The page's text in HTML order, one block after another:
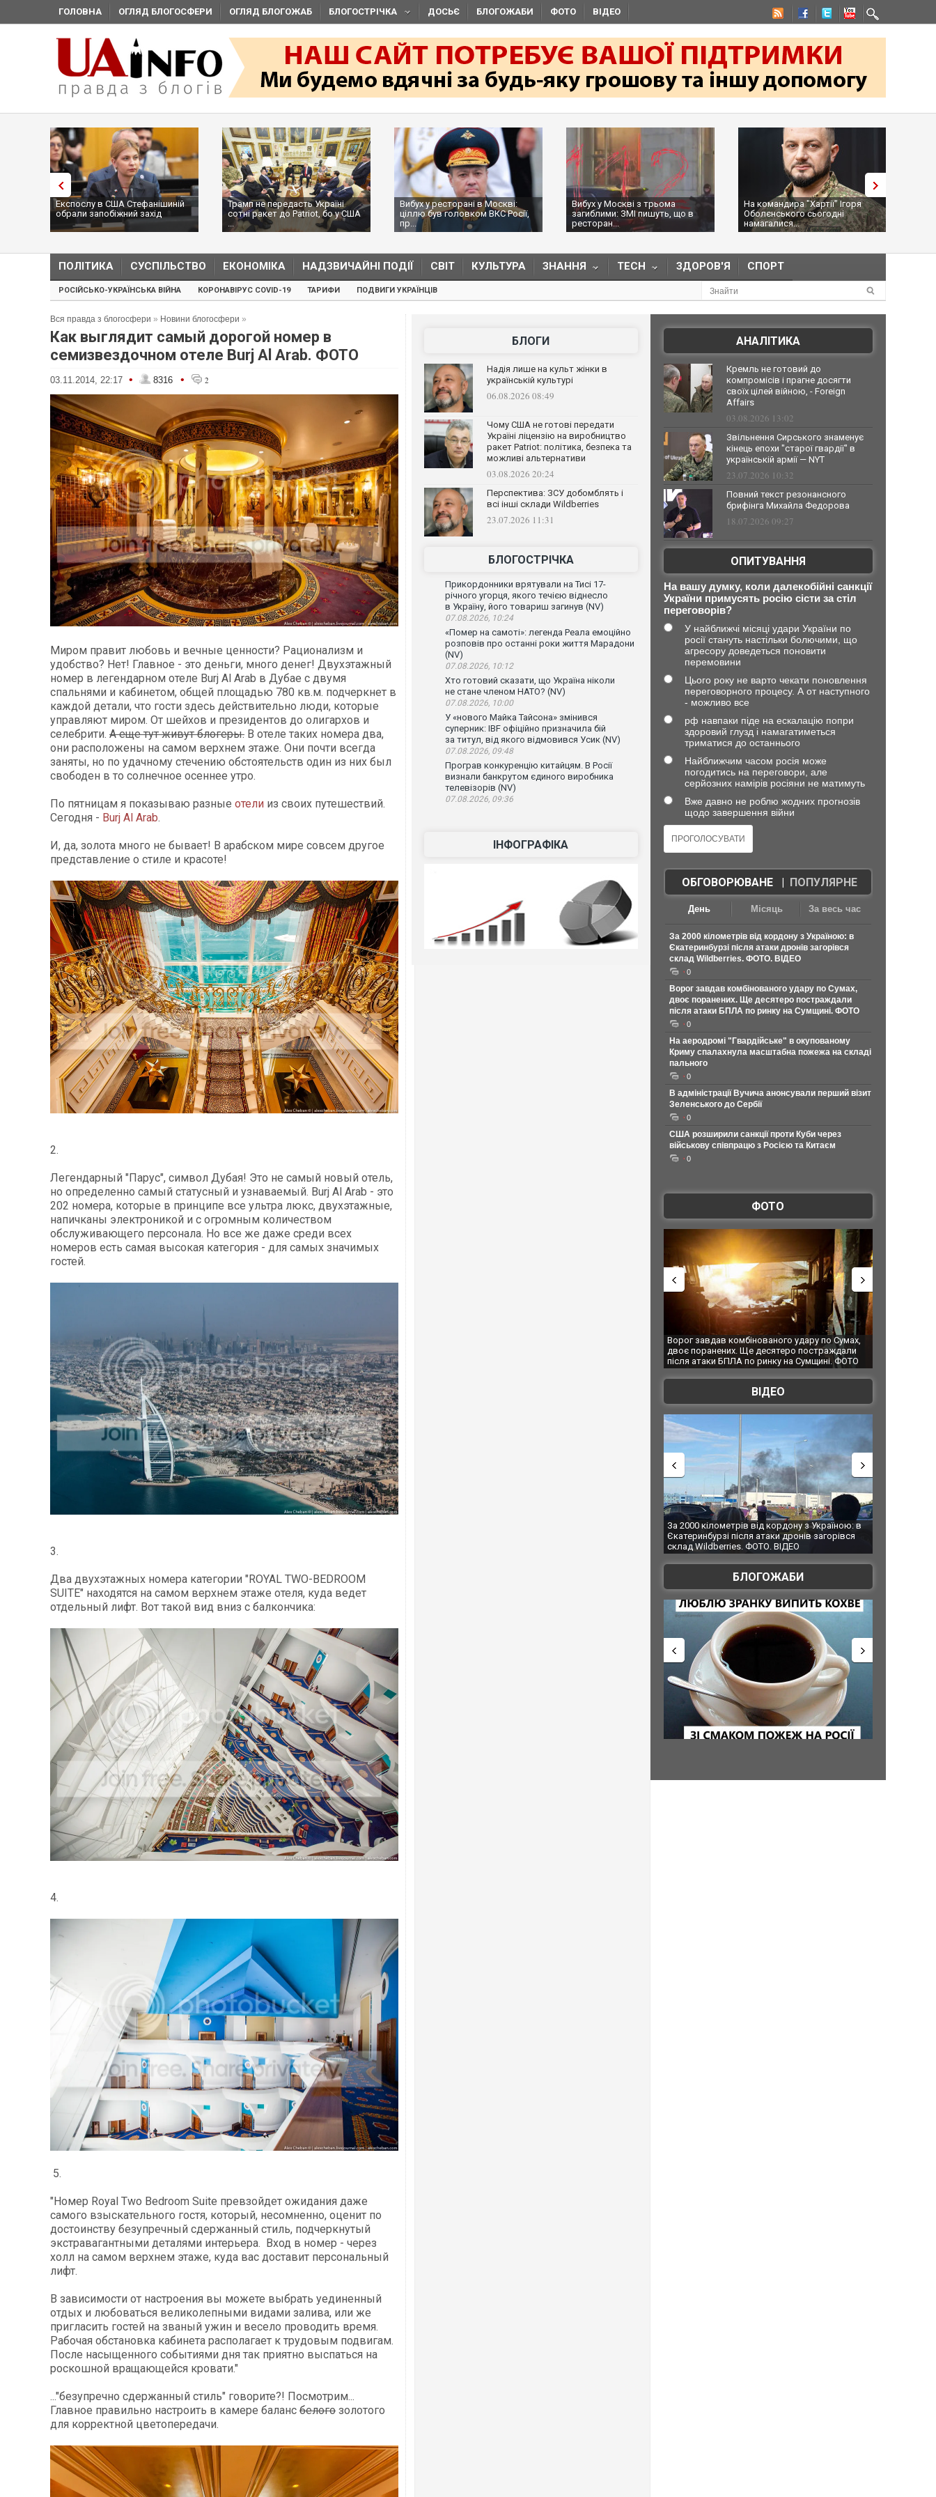
ГОЛОВНА ОГЛЯД БЛОГОСФЕРИ ОГЛЯД БЛОГОЖАБ БЛОГОСТРІЧКА ДОСЬЄ БЛОГОЖАБИ ФОТО ВІДЕО
в США Стефанішиній
запобіжний захід
Трамп не передасть Україні
сотні ракет до Patriot, бо у США
Вибух у ресторані в Москві:
ціллю був головком ВКС Росії,
пр...
Вибух у Москві з трьома
загиблими: ЗМІ пишуть, що в
ресторан...
На командира "Хартії" Ігоря
Оболєнського сьогодні
намагалися...
Трамп засумнівався
дозволу Україні
ракети Pat...
ПОЛІТИКА СУСПІЛЬСТВО ЕКОНОМІКА НАДЗВИЧАЙНІ ПОДІЇ СВІТ КУЛЬТУРА ЗНАННЯ TECH ЗДОРОВ'Я СПОРТ
РОСІЙСЬКО-УКРАЇНСЬКА ВІЙНА КОРОНАВІРУС COVID-19 ТАРИФИ ПОДВИГИ УКРАЇНЦІВ
Вся правда з блогосфери » Новини блогосфери »
Как выглядит самый дорогой номер в
семизвездочном отеле Burj Al Arab. ФОТО
03.11.2014, 22:17 • 8316 • 2
Миром правит любовь и вечные ценности? Рационализм и
удобство? Нет! Главное - это деньги, много денег! Двухэтажный
номер в легендарном отеле Burj Al Arab в Дубае с двумя
спальнями и кабинетом, общей площадью 780 кв.м. подчеркнет в
каждой детали, что гости здесь действительно люди, которые
управляют миром. От шейхов и президентов до олигархов и
селебрити. А еще тут живут блогеры. В отеле таких номера два,
они расположены на самом верхнем этаже. Они почти всегда
заняты, но по удачному стечению обстоятельств один из них был
свободен в то солнечное осеннее утро.
По пятницам я показываю разные отели из своих путешествий.
Сегодня - Burj Al Arab.
И, да, золота много не бывает! В арабском мире совсем другое
представление о стиле и красоте!
2.
Легендарный "Парус", символ Дубая! Это не самый новый отель,
но определенно самый статусный и узнаваемый. Burj Al Arab - это
202 номера, которые в принципе все ультра люкс, двухэтажные,
напичканы электроникой и с огромным количеством
обслуживающего персонала. Но все же даже среди всех
номеров есть самая высокая категория - для самых значимых
гостей.
3.
Два двухэтажных номера категории "ROYAL TWO-BEDROOM
SUITE" находятся на самом верхнем этаже отеля, куда ведет
отдельный лифт. Вот такой вид вниз с балкончика:
4.
5.
"Номер Royal Two Bedroom Suite превзойдет ожидания даже
самого взыскательного гостя, который, несомненно, оценит по
достоинству безупречный сдержанный стиль, подчеркнутый
экстравагантными деталями интерьера. Вход в номер - через
холл на самом верхнем этаже, куда вас доставит персональный
лифт.
В зависимости от настроения вы можете выбрать уединенный
отдых и любоваться великолепными видами залива, или же
пригласить гостей на званый ужин и весело проводить время.
Рабочая обстановка кабинета располагает к трудовым подвигам.
После насыщенного событиями дня так приятно выспаться на
роскошной вращающейся кровати."
..."безупречно сдержанный стиль" говорите?! Посмотрим...
Главное правильно настроить в камере баланс белого золотого
для корректной цветопередачи.
БЛОГИ
Надія лише на культ жінки в
українській культурі
06.08.2026 08:49
Чому США не готові передати
Україні ліцензію на виробництво
ракет Patriot: політика, безпека та
можливі альтернативи
03.08.2026 20:24
Перспектива: ЗСУ добомблять і
всі інші склади Wildberries
23.07.2026 11:31
БЛОГОСТРІЧКА
Прикордонники врятували на Тисі 17-
річного угорця, якого течією віднесло
в Україну, його товариш загинув (NV)
07.08.2026, 10:24
«Помер на самоті»: легенда Реала емоційно
розповів про останні роки життя Марадони
(NV)
07.08.2026, 10:12
Хто готовий сказати, що Україна ніколи
не стане членом НАТО? (NV)
07.08.2026, 10:00
У «нового Майка Тайсона» змінився
суперник: IBF офіційно призначила бій
за титул, від якого відмовився Усик (NV)
07.08.2026, 09:48
Програв конкуренцію китайцям. В Росії
визнали банкрутом єдиного виробника
телевізорів (NV)
07.08.2026, 09:36
ІНФОГРАФІКА
АНАЛІТИКА
Кремль не готовий до
компромісів і прагне досягти
своїх цілей війною, - Foreign
Affairs
03.08.2026 13:02
Звільнення Сирського знаменує
кінець епохи "старої гвардії" в
українській армії — NYT
23.07.2026 10:32
Повний текст резонансного
брифінга Михайла Федорова
18.07.2026 09:27
ОПИТУВАННЯ
На вашу думку, коли далекобійні санкції
України примусять росію сісти за стіл
переговорів?
У найближчі місяці удари України по
росії стануть настільки болючими, що
агресору доведеться поновити
перемовини
Цього року не варто чекати поновлення
переговорного процесу. А от наступного
- можливо все
рф навпаки піде на ескалацію попри
здоровий глузд і намагатиметься
триматися до останнього
Найближчим часом росія може
погодитись на переговори, але
серйозних намірів росіяни не матимуть
Вже давно не роблю жодних прогнозів
щодо завершення війни
ОБГОВОРЮВАНЕ| ПОПУЛЯРНЕ
День Місяць За весь час
За 2000 кілометрів від кордону з Україною: в
Єкатеринбурзі після атаки дронів загорівся
склад Wildberries. ФОТО. ВІДЕО
0
Ворог завдав комбінованого удару по Сумах,
двоє поранених. Ще десятеро постраждали
після атаки БПЛА по ринку на Сумщині. ФОТО
0
На аеродромі "Гвардійське" в окупованому
Криму спалахнула масштабна пожежа на складі
пального
0
В адміністрації Вучича анонсували перший візит
Зеленського до Сербії
0
США розширили санкції проти Куби через
військову співпрацю з Росією та Китаєм
0
ФОТО
За 2000 кілометрів від кордону з Україною: в
Єкатеринбурзі після атаки дронів загорівся
склад Wildberries. ФОТО. ВІДЕО
ВІДЕО
В Таїланді футболіст загинув від удару
блискавки під час матчу: ще 12 людей
постраждали. ВІДЕО
БЛОГОЖАБИ